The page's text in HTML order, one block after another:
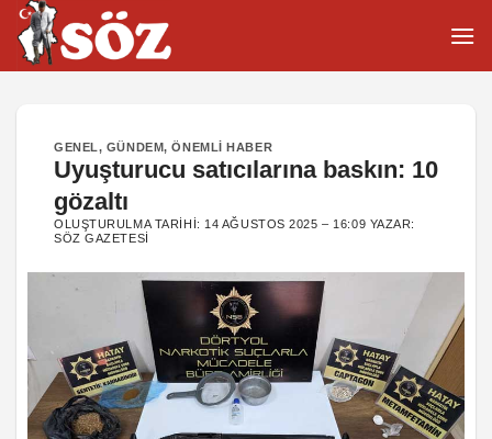
İçeriğe
atla
GENEL, GÜNDEM,ÖNEMLI HABER
Uyuşturucu satıcılarına baskın: 10
gözaltı
OLUŞTURULMA TARIHI: 14 AĞUSTOS 2025 – 16:09 YAZAR:
SÖZ GAZETESI